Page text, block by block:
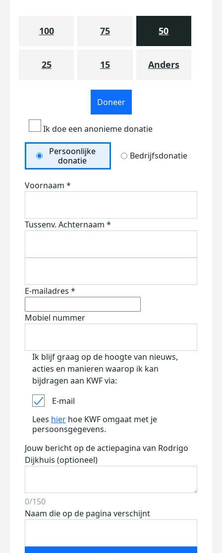
100 75 50
25 15 Anders
Doneer
Ik doe een anonieme donatie
Persoonlijke
donatie
Bedrijfsdonatie
Voornaam *
Tussenv. Achternaam *
E-mailadres *
Mobiel nummer
Ik blijf graag op de hoogte van nieuws,
acties en manieren waarop ik kan
bijdragen aan KWF via:
E-mail
Lees hier hoe KWF omgaat met je
persoonsgegevens.
Jouw bericht op de actiepagina van Rodrigo
Dijkhuis (optioneel)
0/150
Naam die op de pagina verschijnt